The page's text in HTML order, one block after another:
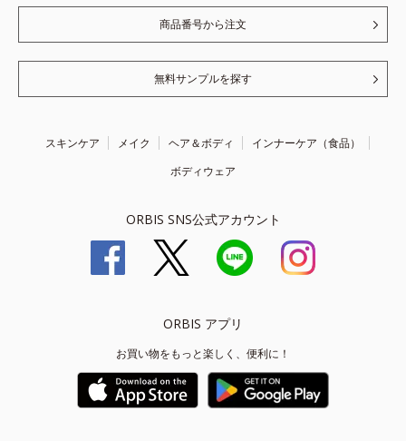
商品番号から注文
無料サンプルを探す
スキンケア メイク ヘア＆ボディ
インナーケア（食品）
ボディウェア
ORBIS SNS公式アカウント
ORBIS アプリ
お買い物をもっと楽しく、便利に！